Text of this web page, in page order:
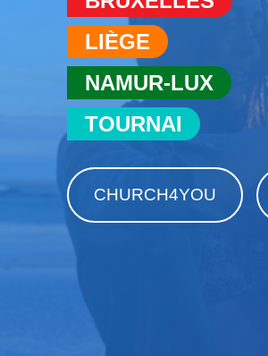
LIÈGE
NAMUR-LUX
TOURNAI
CHURCH4YOU